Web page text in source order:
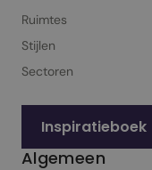
Ruimtes
Stijlen
Sectoren
Inspiratieboek
Algemeen